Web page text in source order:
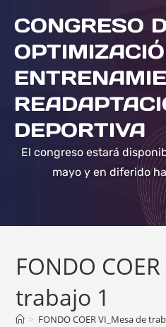
CONGRESO
DEPORTIVA
El congreso estará
mayo y en diferido
FONDO
trabajo 1
> FONDO COER VI_Mesa de